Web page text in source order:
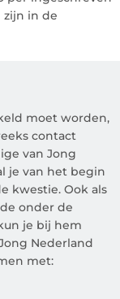
zijn in de
moet worden,
contact
van Jong
je van het begin
kwestie. Ook als
onder de
je bij hem
Nederland
met: